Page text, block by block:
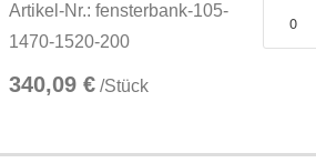
Artikel-Nr.: fensterbank-105-
1470-1520-200
340,09 € /Stück